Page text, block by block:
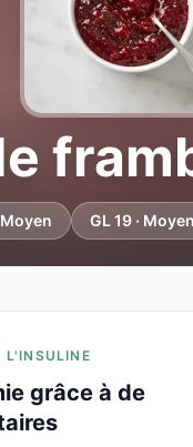
Moyen GL 19 · Moyen
L'INSULINE
grâce à de